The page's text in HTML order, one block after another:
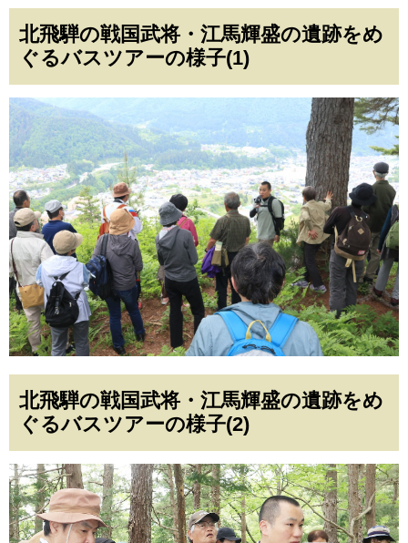
北飛騨の戦国武将・江馬輝盛の遺跡をめ
ぐるバスツアーの様子(1)
北飛騨の戦国武将・江馬輝盛の遺跡をめ
ぐるバスツアーの様子(2)